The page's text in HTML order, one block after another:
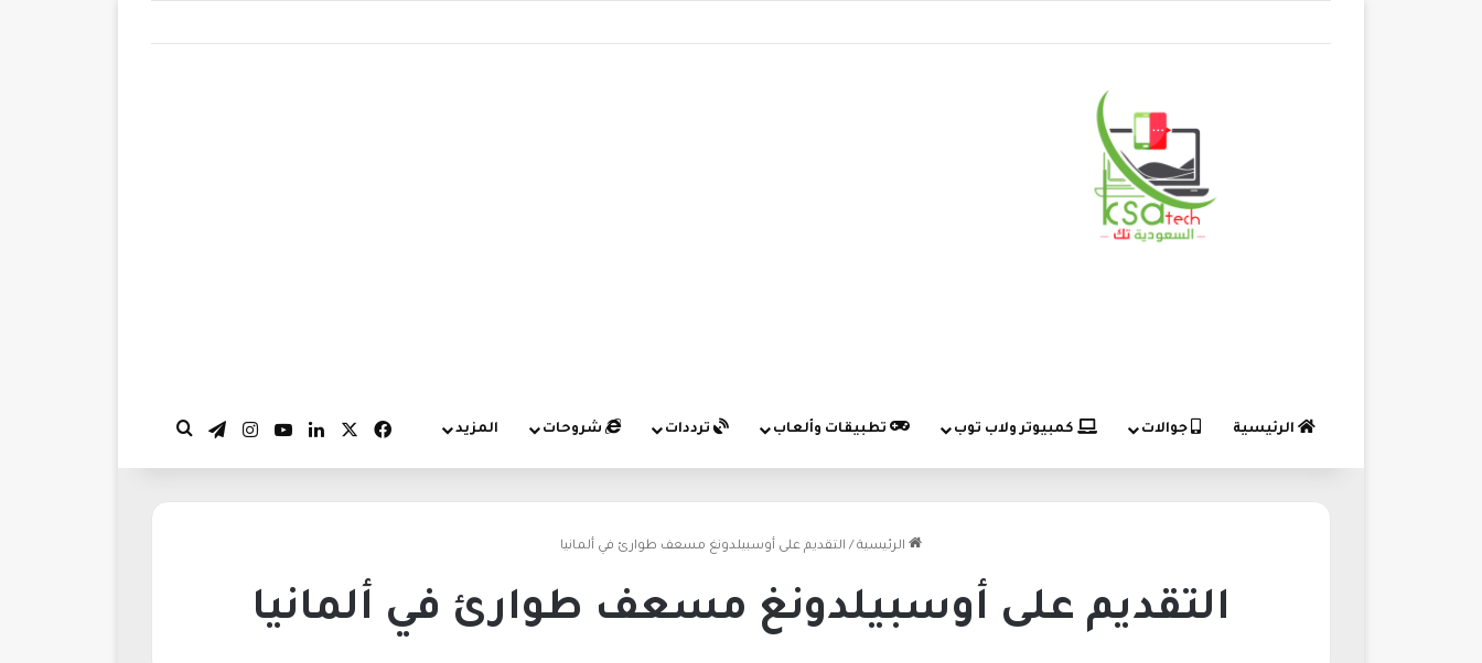
الرئيسية جوالات كمبيوتر ولاب توب تطبيقات وألعاب ترددات شروحات المزيد فيسبوك لينكدإن‫YouTubeانستقرام
تيلقرام
الرئيسية / التقديم على أوسبيلدونغ مسعف طوارئ في ألمانيا
التقديم على أوسبيلدونغ مسعف طوارئ في ألمانيا